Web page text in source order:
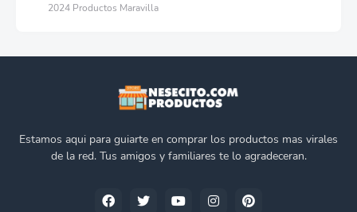
2024 Productos Maravilla
Estamos aqui para guiarte en comprar los productos mas virales
de la red. Tus amigos y familiares te lo agradeceran.